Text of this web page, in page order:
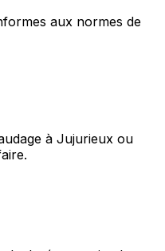
aux normes de
à Jujurieux ou